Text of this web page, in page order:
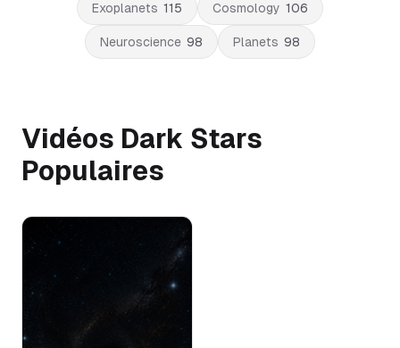
Exoplanets 115 Cosmology 106
Neuroscience 98 Planets 98
Vidéos Dark Stars
Populaires